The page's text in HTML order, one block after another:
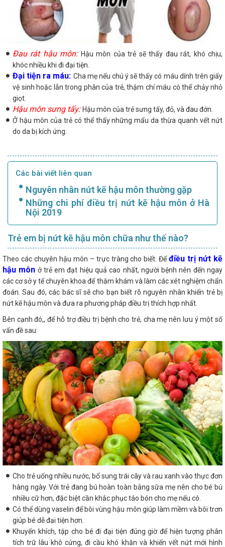
Đau rát hậu môn:Hậu môn của trẻ sẽ thấy đau rát, khó chịu,
khóc nhiều khi đi đại tiện.
Đại tiện ra máu: Cha mẹ nếu chú ý sẽ thấy có máu dính trên giấy
vệ sinh hoặc lẫn trong phân của trẻ, thậm chí máu có thể chảy nhỏ
giọt.
Hậu môn sưng tấy: Hậu môn của trẻ sưng tấy, đỏ, và đau đớn.
Ở hậu môn của trẻ có thể thấy những mẩu da thừa quanh vết nứt
do da bị kích ứng.
Các bài viết liên quan
Nguyên nhân nứt kẽ hậu môn thường gặp
Những chi phí điều trị nứt kẽ hậu môn ở Hà
Nội 2019
Trẻ em bị nứt kẽ hậu môn chữa như thế nào?
Theo các chuyên hậu môn – trực tràng cho biết: Đểđiều trị nứt kẽ
hậu môn ở trẻ em đạt hiệu quả cao nhất, người bệnh nên đến ngay
các cơ sở y tế chuyên khoa để thăm khám và làm các xét nghiệm chẩn
đoán. Sau đó, các bác sĩ sẽ cho bạn biết rõ nguyên nhân khiến trẻ bị
nứt kẽ hậu môn và đưa ra phương pháp điều trị thích hợp nhất.
Bên cạnh đó,, để hỗ trợ điều trị bệnh cho trẻ, cha mẹ nên lưu ý một số
vấn đề sau:
Cho trẻ uống nhiều nước, bổ sung trái cây và rau xanh vào thực đơn
hàng ngày. Với trẻ đang bú hoàn toàn bằng sữa mẹ nên cho bé bú
nhiều cữ hơn, đặc biệt cần khắc phục táo bón cho mẹ nếu có.
Có thể dùng vaselin để bôi vùng hậu môn giúp làm mềm và bôi trơn
giúp bé dễ đại tiện hơn.
Khuyến khích, tập cho bé đi đại tiện đúng giờ để hiện tượng phân
tích trữ lâu khô cứng, đi cầu khó khăn và khiến vết nứt mới hình